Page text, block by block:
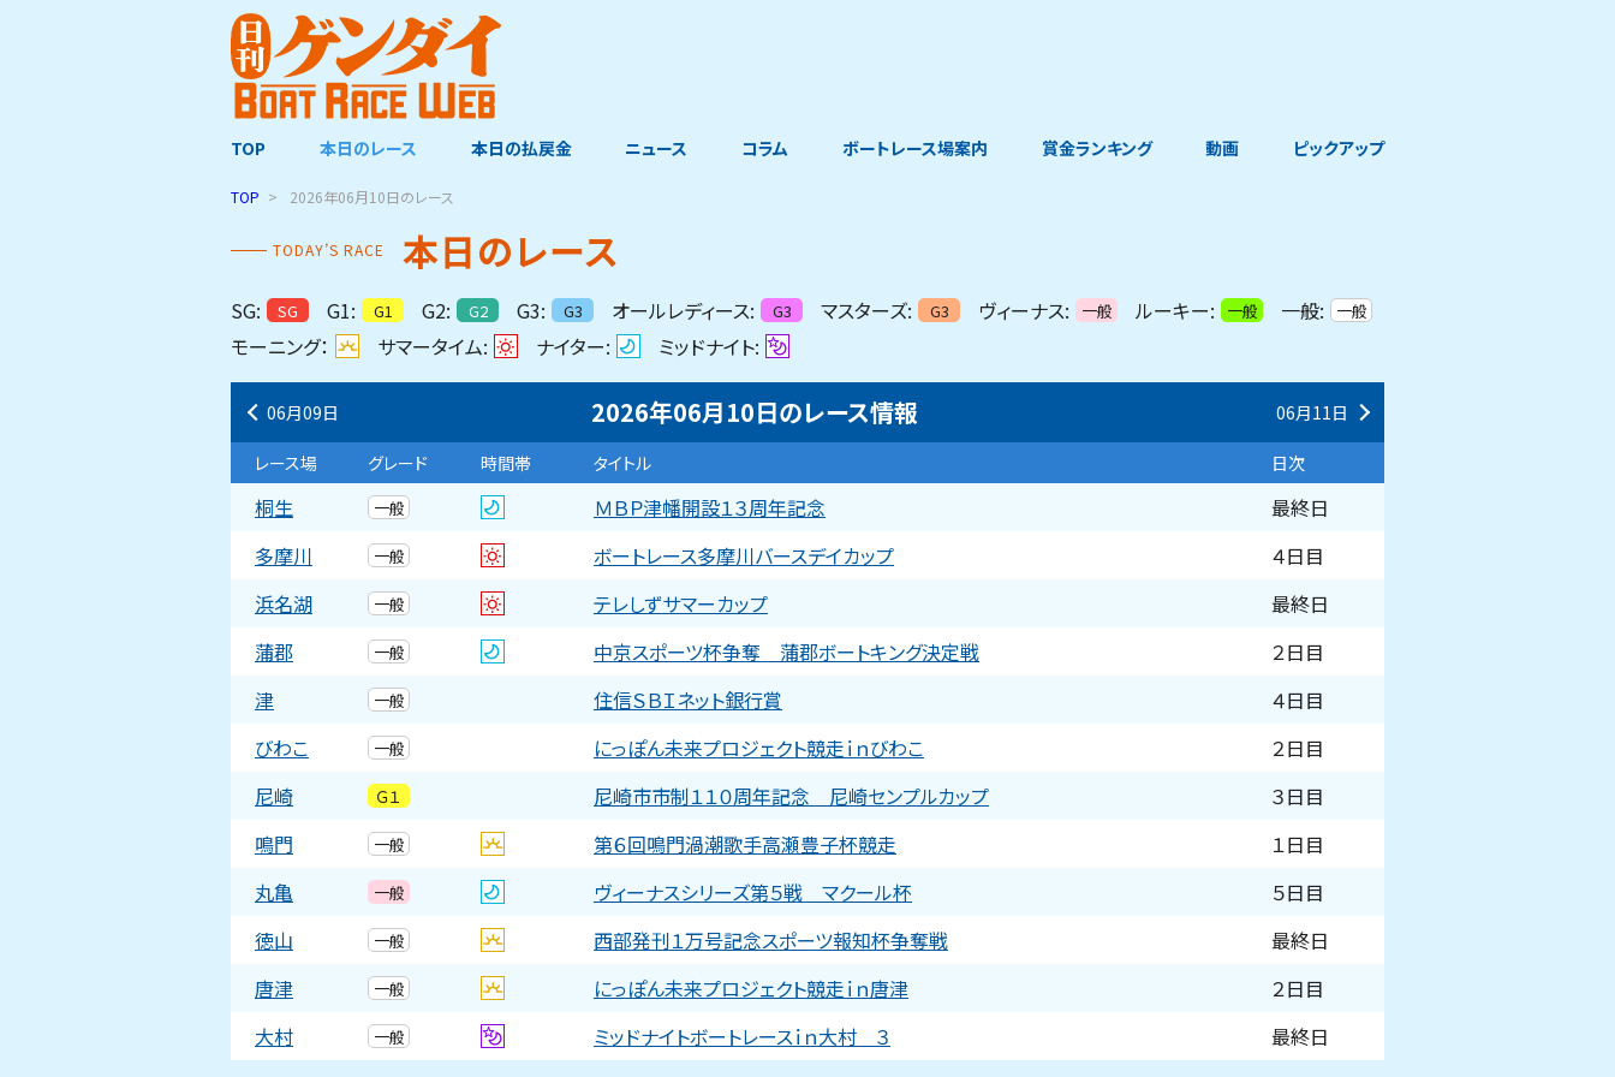
TOP 本日のレース 本日の払戻金 ニュース コラム ボートレース場案内 賞金ランキング 動画 ピックアップ
TOP 2026年06月10日のレース
TODAY’S RACE 本⽇のレース
SG: SG G1: G1 G2: G2 G3: G3 オールレディース: G3 マスターズ: G3 ヴィーナス: 一般 ルーキー: 一般 一般: 一般
モーニング： サマータイム: ナイター: ミッドナイト:
06月09日 2026年06月10日のレース情報 06月11日
レース場 グレード 時間帯 タイトル 日次
桐生 一般 ＭＢＰ津幡開設１３周年記念
最終日
多摩川
一般 ボートレース多摩川バースデイカップ
４日目
浜名湖
一般 テレしずサマーカップ
最終日
蒲郡
一般 中京スポーツ杯争奪 蒲郡ボートキング決定戦
２日目
津
一般 住信ＳＢＩネット銀行賞
４日目
びわこ
一般 にっぽん未来プロジェクト競走ｉｎびわこ
２日目
尼崎
Ｇ１ 尼崎市市制１１０周年記念 尼崎センプルカップ
３日目
鳴門
一般 第６回鳴門渦潮歌手高瀬豊子杯競走
１日目
丸亀
一般 ヴィーナスシリーズ第５戦 マクール杯
５日目
徳山
一般 西部発刊１万号記念スポーツ報知杯争奪戦
最終日
唐津
一般 にっぽん未来プロジェクト競走ｉｎ唐津
２日目
大村
一般 ミッドナイトボートレースｉｎ大村 ３ 最終日